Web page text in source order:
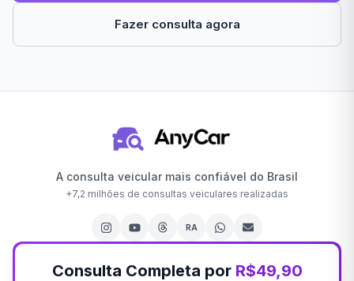
Fazer consulta agora
A consulta veicular mais confiável do Brasil
+7,2 milhões de consultas veiculares realizadas
RA
Consulta Completa por R$49,90